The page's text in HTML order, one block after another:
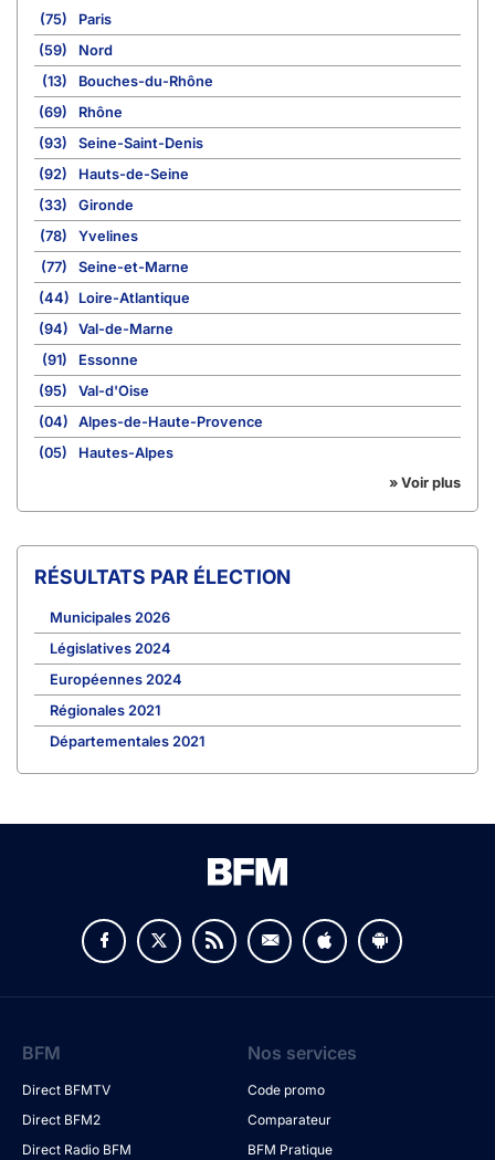
(75)
Paris
(59)
Nord
(13)
Bouches-du-Rhône
(69)
Rhône
(93)
Seine-Saint-Denis
(92)
Hauts-de-Seine
(33)
Gironde
(78)
Yvelines
(77)
Seine-et-Marne
(44)
Loire-Atlantique
(94)
Val-de-Marne
(91)
Essonne
(95)
Val-d'Oise
(04)
Alpes-de-Haute-Provence
(05)
Hautes-Alpes
» Voir plus
RÉSULTATS PAR ÉLECTION
Municipales 2026
Législatives 2024
Européennes 2024
Régionales 2021
Départementales 2021
BFM
Direct BFMTV
Direct BFM2
Direct Radio BFM
Nos services
Code promo
Comparateur
BFM Pratique